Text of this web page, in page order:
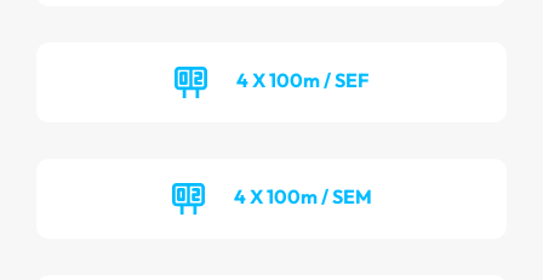
4 X 100m / SEF
4 X 100m / SEM